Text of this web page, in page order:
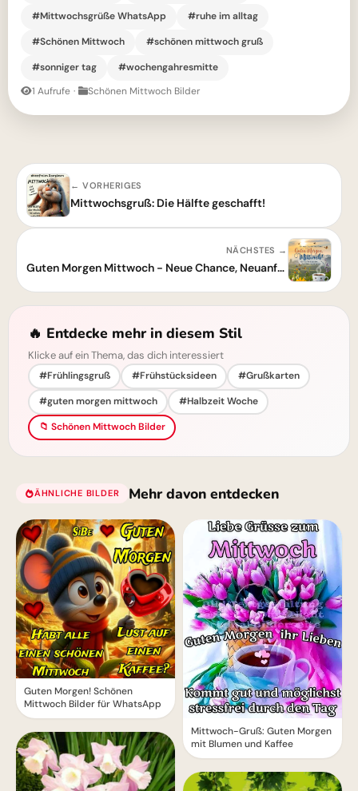
#Mittwochsgrüße WhatsApp
#ruhe im alltag
#Schönen Mittwoch
#schönen mittwoch gruß
#sonniger tag
#wochengahresmitte
1 Aufrufe · Schönen Mittwoch Bilder
← VORHERIGES
Mittwochsgruß: Die Hälfte geschafft!
NÄCHSTES →
Guten Morgen Mittwoch - Neue Chance, Neuanfang
🔥 Entdecke mehr in diesem Stil
Klicke auf ein Thema, das dich interessiert
#Frühlingsgruß #Frühstücksideen
#Grußkarten
#guten morgen mittwoch
#Halbzeit Woche
📁 Schönen Mittwoch Bilder
ÄHNLICHE BILDER Mehr davon entdecken
Guten Morgen! Schönen
Mittwoch Bilder für WhatsApp
Mittwoch-Gruß: Guten Morgen
mit Blumen und Kaffee